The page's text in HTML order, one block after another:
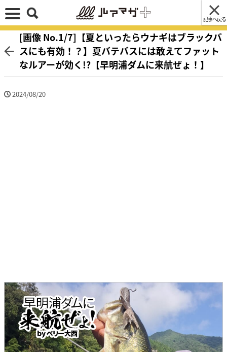
記事へ戻る
[画像 No.1/7]【夏といったらウナギはブラックバ
スにも有効！？】夏バテバスには敢えてファット
なルアーが効く!?【早明浦ダムに来航ぜょ！】
2024/08/20